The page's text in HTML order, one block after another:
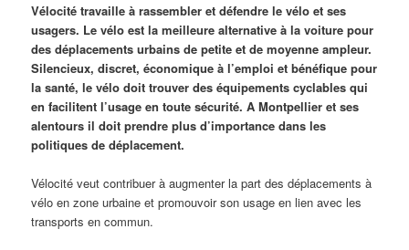
Vélocité travaille à rassembler et défendre le vélo et ses
usagers. Le vélo est la meilleure alternative à la voiture pour
des déplacements urbains de petite et de moyenne ampleur.
Silencieux, discret, économique à l’emploi et bénéfique pour
la santé, le vélo doit trouver des équipements cyclables qui
en facilitent l’usage en toute sécurité. A Montpellier et ses
alentours il doit prendre plus d’importance dans les
politiques de déplacement.
Vélocité veut contribuer à augmenter la part des déplacements à
vélo en zone urbaine et promouvoir son usage en lien avec les
transports en commun.